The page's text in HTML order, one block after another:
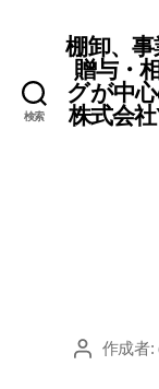
検索
棚卸、事
贈与・
グが中
株式会
投 作成者: